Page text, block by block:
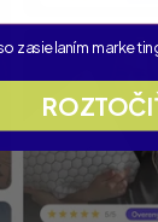
zasielaním